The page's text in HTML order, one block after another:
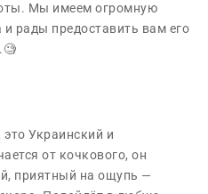
Мы имеем огромную
и рады предоставить вам его
Украинский и
от кочкового, он
приятный на ощупь —